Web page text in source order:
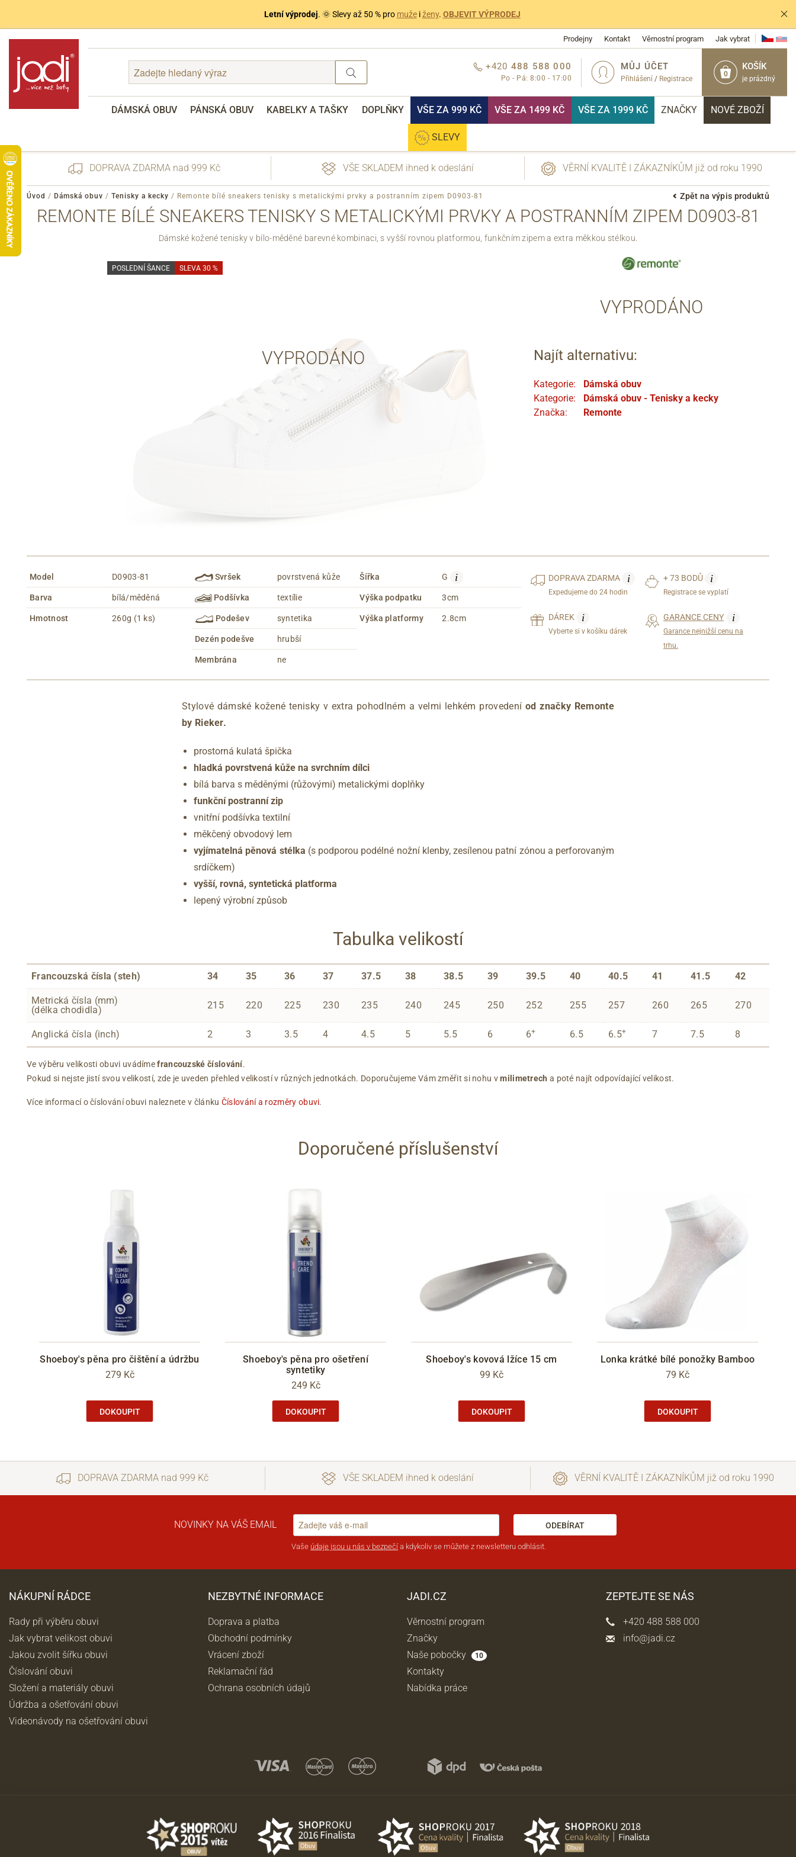
Letní výprodej. 🌞 Slevy až 50 % pro mužeiženy. OBJEVIT VÝPRODEJ
Prodejny Kontakt Věrnostní program Jak vybrat
0
KOŠÍK
je prázdný
MŮJ ÚČET
Přihlášení / Registrace
+420 488 588 000
Po - Pá: 8:00 - 17:00
DÁMSKÁ OBUV PÁNSKÁ OBUV KABELKY A TAŠKY DOPLŇKY VŠE ZA 999 KČ VŠE ZA 1499 KČ VŠE ZA 1999 KČ ZNAČKY NOVÉ ZBOŽÍ
SLEVY
Zapomenuté heslo
Přes Google
DOPRAVA ZDARMA nad 999 Kč VŠE SKLADEM ihned k odeslání VĚRNÍ KVALITĚ I ZÁKAZNÍKŮM již od roku 1990
Zpět na výpis produktů
Úvod / Dámská obuv / Tenisky a kecky / Remonte bílé sneakers tenisky s metalickými prvky a postranním zipem D0903-81
REMONTE BÍLÉ SNEAKERS TENISKY S METALICKÝMI PRVKY A POSTRANNÍM ZIPEM D0903-81
Dámské kožené tenisky v bílo-měděné barevné kombinaci, s vyšší rovnou platformou, funkčním zipem a extra měkkou stélkou.
VYPRODÁNO
POSLEDNÍ ŠANCE SLEVA 30 %
VYPRODÁNO
Najít alternativu:
Kategorie:
Dámská obuv
Kategorie:
Dámská obuv - Tenisky a kecky
Značka:
Remonte
Model D0903-81
Barva bílá/měděná
Hmotnost 260g (1 ks)
Svršek povrstvená kůže
Podšívka textílie
Podešev syntetika
Dezén podešve hrubší
Membrána ne
Šířka G i
Výška podpatku 3cm
Výška platformy 2.8cm
DOPRAVAZDARMA i
Expedujeme do 24 hodin
+ 73 BODŮ i
Registrace se vyplatí
DÁREK i
Vyberte si v košíku dárek
GARANCE CENY i
Garance nejnižší cenu na
trhu.
Stylové dámské kožené tenisky v extra pohodlném a velmi lehkém provedení od značky Remonte
by Rieker.
prostorná kulatá špička
hladká povrstvená kůže na svrchním dílci
bílá barva s měděnými (růžovými) metalickými doplňky
funkční postranní zip
vnitřní podšívka textilní
měkčený obvodový lem
vyjímatelná pěnová stélka (s podporou podélné nožní klenby, zesílenou patní zónou a perforovaným
srdíčkem)
vyšší, rovná, syntetická platforma
lepený výrobní způsob
Tabulka velikostí
Francouzská čísla (steh) 34 35 36 37 37.5 38 38.5 39 39.5 40 40.5 41 41.5 42
Metrická čísla (mm)
(délka chodidla)
215 220 225 230 235 240 245 250 252 255 257 260 265 270
Anglická čísla (inch) 2 3 3.5 4 4.5 5 5.5 6 6+ 6.5 6.5+ 7 7.5 8
Ve výběru velikosti obuvi uvádímefrancouzské číslování.
Pokud si nejste jistí svou velikostí, zde je uveden přehled velikostí v různých jednotkách. Doporučujeme Vám změřit si nohu vmilimetrech a poté najít odpovídající velikost.
Více informací o číslování obuvi naleznete v článku Číslování a rozměry obuvi.
Doporučené příslušenství
Shoeboy's pěna pro čištění a údržbu
279 Kč
DOKOUPIT
Shoeboy's pěna pro ošetření
syntetiky
249 Kč
DOKOUPIT
Shoeboy's kovová lžíce 15 cm
99 Kč
DOKOUPIT
Lonka krátké bílé ponožky Bamboo
79 Kč
DOKOUPIT
DOPRAVA ZDARMA nad 999 Kč VŠE SKLADEM ihned k odeslání VĚRNÍ KVALITĚ I ZÁKAZNÍKŮM již od roku 1990
NOVINKY NA VÁŠ EMAIL ODEBÍRAT
Vaše údaje jsou u nás v bezpečí a kdykoliv se můžete z newsletteru odhlásit.
NÁKUPNÍ RÁDCE
Rady při výběru obuvi
Jak vybrat velikost obuvi
Jakou zvolit šířku obuvi
Číslování obuvi
Složení a materiály obuvi
Údržba a ošetřování obuvi
Videonávody na ošetřování obuvi
NEZBYTNÉ INFORMACE
Doprava a platba
Obchodní podmínky
Vrácení zboží
Reklamační řád
Ochrana osobních údajů
JADI.CZ
Věrnostní program
Značky
Naše pobočky
10
Kontakty
Nabídka práce
ZEPTEJTE SE NÁS
+420 488 588 000
info@jadi.cz